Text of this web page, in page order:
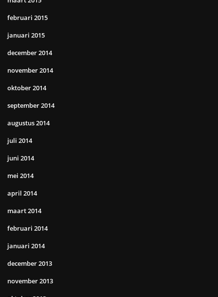
februari 2015
januari 2015
december 2014
november 2014
oktober 2014
september 2014
augustus 2014
juli 2014
juni 2014
mei 2014
april 2014
maart 2014
februari 2014
januari 2014
december 2013
november 2013